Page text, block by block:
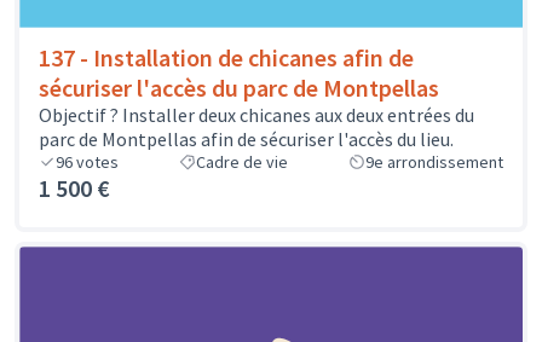
137 - Installation de chicanes afin de
sécuriser l'accès du parc de Montpellas
Objectif ? Installer deux chicanes aux deux entrées du
parc de Montpellas afin de sécuriser l'accès du lieu.
96votes Cadre de vie 9e arrondissement
1 500 €